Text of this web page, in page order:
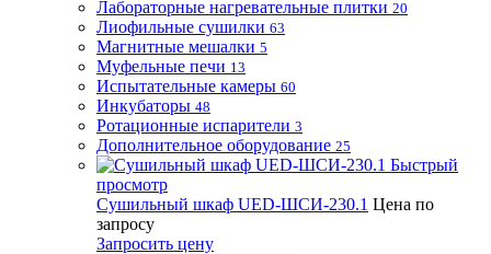
Лабораторные нагревательные плитки 20
Лиофильные сушилки 63
Магнитные мешалки 5
Муфельные печи 13
Испытательные камеры 60
Инкубаторы 48
Ротационные испарители 3
Дополнительное оборудование 25
Быстрый
просмотр
Сушильный шкаф UED-ШСИ-230.1 Цена по
запросу
Запросить цену